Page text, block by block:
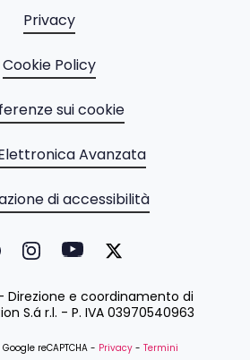
Privacy
Cookie Policy
sui cookie
Avanzata
di accessibilità
Direzione e coordinamento di
S.á r.l. - P. IVA 03970540963
reCAPTCHA - Privacy - Termini